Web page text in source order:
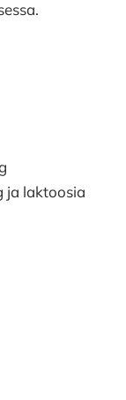
ja laktoosia